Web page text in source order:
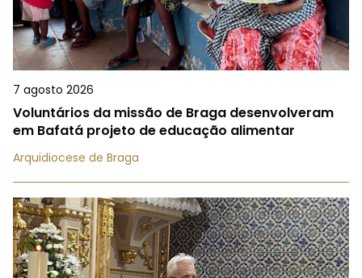
7 agosto 2026
Voluntários da missão de Braga desenvolveram
em Bafatá projeto de educação alimentar
Arquidiocese de Braga